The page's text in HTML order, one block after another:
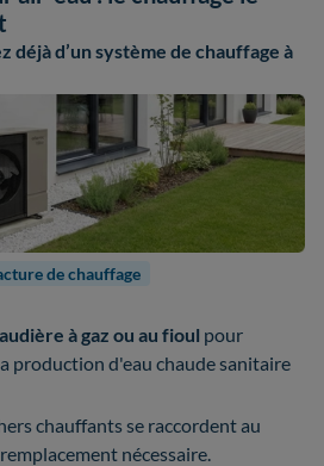
déjà d’un système de chauffage à
de chauffage
à gaz ou au fioul pour
production d'eau chaude sanitaire
chauffants se raccordent au
nécessaire.